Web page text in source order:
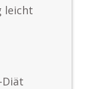
leicht